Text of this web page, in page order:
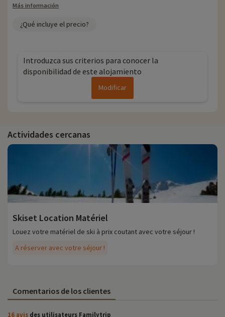
Más información
¿Qué incluye el precio?
Introduzca sus criterios para conocer la
disponibilidad de este alojamiento
Modificar
Actividades cercanas
Skiset Location Matériel
A réserver avec votre séjour !
Louez votre matériel de ski à prix coutant avec votre séjour !
Comentarios de los clientes
16 avis des utilisateurs Familytrip